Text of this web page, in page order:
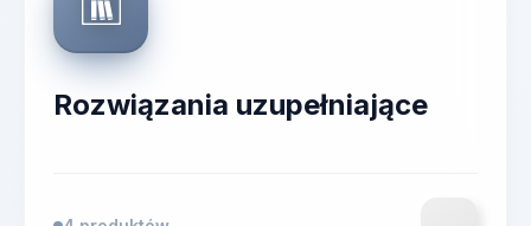
Rozwiązania uzupełniające